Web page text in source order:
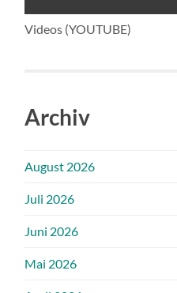
Videos (YOUTUBE)
Archiv
August 2026
Juli 2026
Juni 2026
Mai 2026